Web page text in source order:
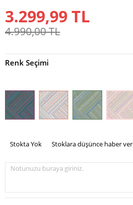
3.299,99TL
4.990,00TL
Renk Seçimi
Stokta Yok Stoklara düşünce haber ver
Notunuzu buraya giriniz.